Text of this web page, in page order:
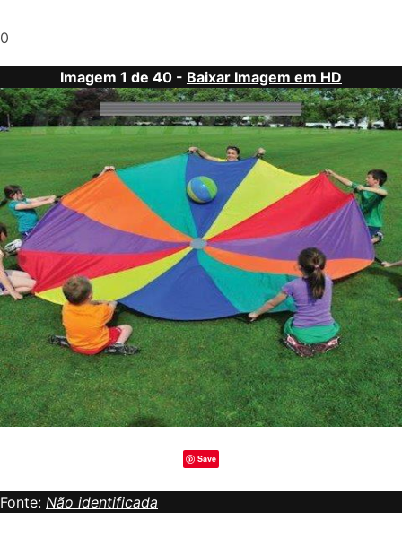
0
Imagem 1 de 40 - Baixar Imagem em HD
Save
Fonte: Não identificada